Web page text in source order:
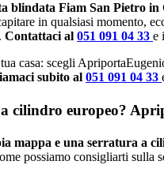
blindata Fiam San Pietro in
in qualsiasi momento,
Contattaci al 051 091 04 33 e
casa: scegli
subito al 051 091 04 33
cilindro europeo?
mappa e una serratura a
possiamo consigliarti sulla